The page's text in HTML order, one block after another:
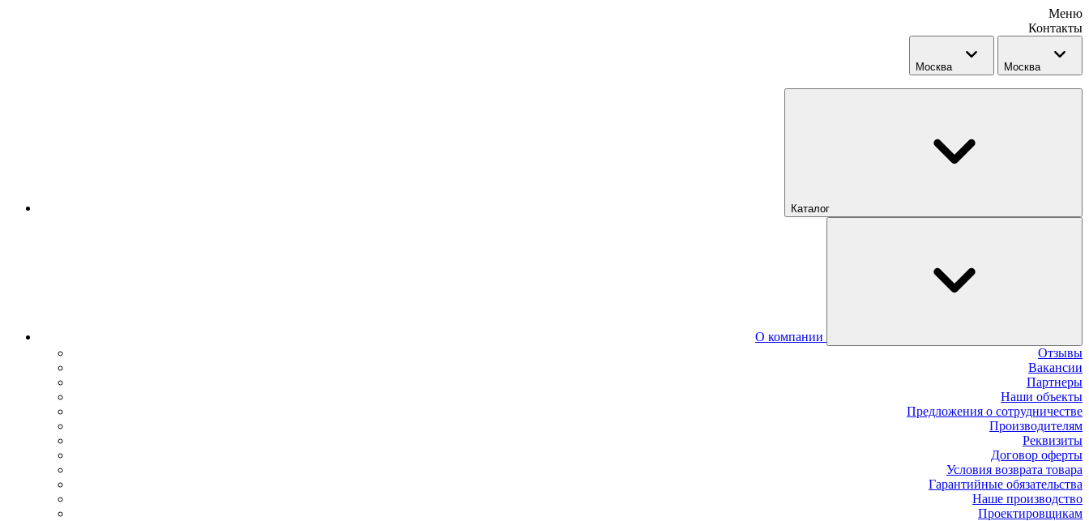
Меню
Контакты
Москва Москва
Каталог
О компании
Отзывы
Вакансии
Партнеры
Наши объекты
Предложения о сотрудничестве
Производителям
Реквизиты
Договор оферты
Условия возврата товара
Гарантийные обязательства
Наше производство
Проектировщикам